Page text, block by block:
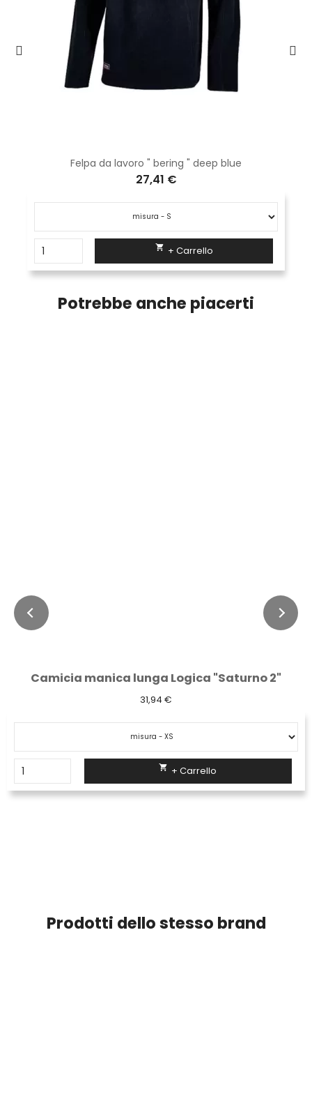
Felpa da lavoro " bering " deep blue
27,41 €
 + Carrello
Potrebbe anche piacerti
Camicia manica lunga Logica "Saturno 2"
31,94 €
 + Carrello
Prodotti dello stesso brand